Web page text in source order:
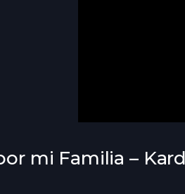
mi Familia –